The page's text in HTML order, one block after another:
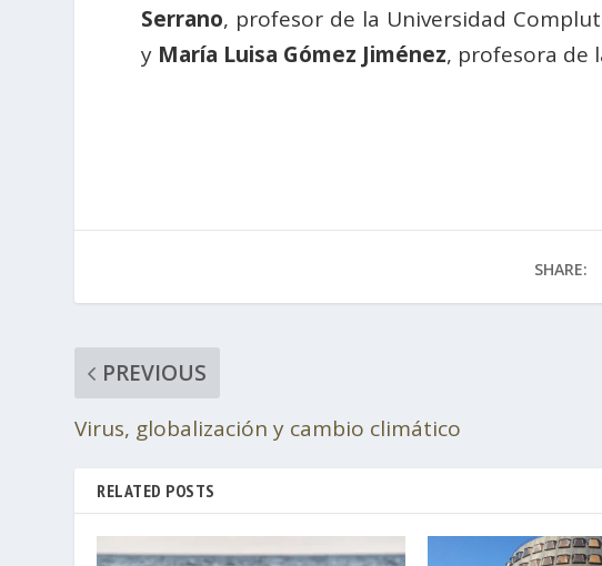
Serrano, profesor de la Universidad
y María Luisa Gómez Jiménez, profesora de
SHARE:
PREVIOUS
Virus, globalización y cambio climático
RELATED POSTS